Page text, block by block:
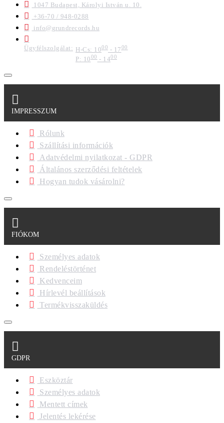
1047 Budapest, Károlyi István u. 10.
+36-70 / 948-0288
info@grundrecords.hu
Ügyfélszolgálat: H-Cs: 1000 - 1700
P: 1000- 1400
IMPRESSZUM
Rólunk
Szállítási információk
Adatvédelmi nyilatkozat - GDPR
Általános szerződési feltételek
Hogyan tudok vásárolni?
FIÓKOM
Személyes adatok
Rendeléstörténet
Kedvenceim
Hírlevél beállítások
Termékvisszaküldés
GDPR
Eszköztár
Személyes adatok
Mentett címek
Jelentés lekérése